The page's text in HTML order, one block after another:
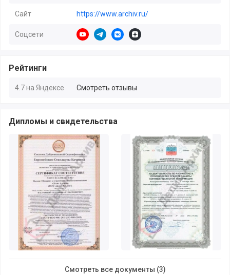
Сайт https://www.archiv.ru/
Соцсети https://www.youtube.com/channel/
https://t.me/delisarchiv
https://vk.com/delis_archiv
https://zen.yandex.ru/
Рейтинги
4.7 на Яндексе Смотреть отзывы
Дипломы и свидетельства
Смотреть все документы (3)